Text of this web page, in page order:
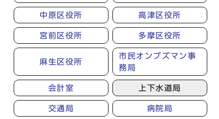
中原区役所 高津区役所
宮前区役所 多摩区役所
麻生区役所
市民オンブズマン事
務局
会計室 上下水道局
交通局 病院局